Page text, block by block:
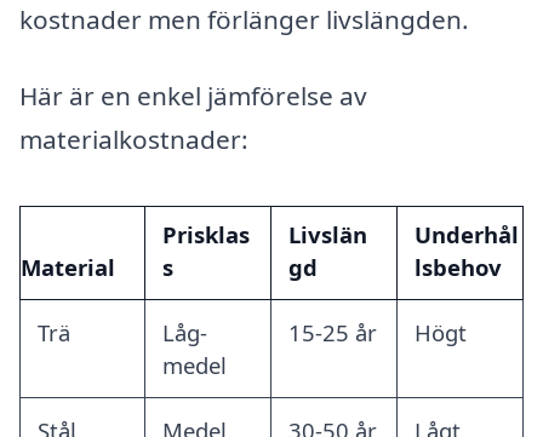
kostnader men förlänger livslängden.
Här är en enkel jämförelse av
materialkostnader:
Material
Prisklas
s
Livslän
gd
Underhål
lsbehov
Trä
Låg-
medel
15-25 år Högt
Stål Medel 30-50 år Lågt